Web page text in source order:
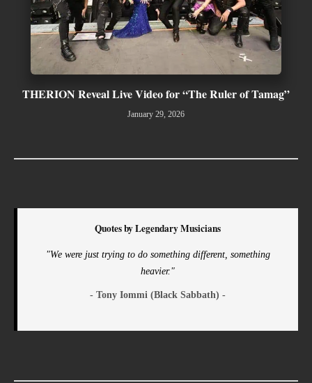
THERION Reveal Live Video for “The Ruler of Tamag”
January 29, 2026
Quotes by Legendary Musicians
"We were just trying to do something different, something
heavier."
- Tony Iommi (Black Sabbath) -